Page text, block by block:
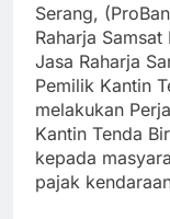
Serang,
Raharja
Jasa Raharja
Pemilik Kantin
melakukan
Kantin Tenda
kepada
pajak